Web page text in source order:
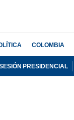
COLOMBIA
PRESIDENCIAL